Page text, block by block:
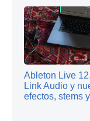
Ableton Live
Link Audio y
efectos, stems